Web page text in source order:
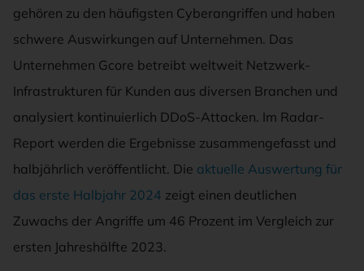
gehören zu den häufigsten Cyberangriffen und haben
schwere Auswirkungen auf Unternehmen. Das
Unternehmen Gcore betreibt weltweit Netzwerk-
Infrastrukturen für Kunden aus diversen Branchen und
analysiert kontinuierlich DDoS-Attacken. Im Radar-
Report werden die Ergebnisse zusammengefasst und
halbjährlich veröffentlicht. Die aktuelle Auswertung für
das erste Halbjahr 2024 zeigt einen deutlichen
Zuwachs der Angriffe um 46 Prozent im Vergleich zur
ersten Jahreshälfte 2023.